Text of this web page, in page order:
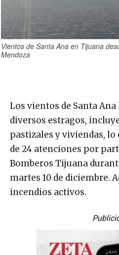
Vientos de Santa Ana en Tijuana
Mendoza
Los vientos de Santa
diversos estragos,
pastizales y viviendas,
de 24 atenciones por
Bomberos Tijuana
martes 10 de diciembre.
incendios activos.